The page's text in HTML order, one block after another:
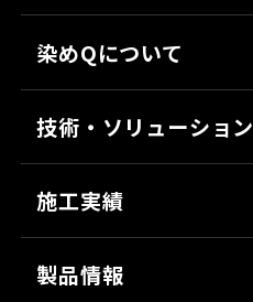
染めQについて
会社概要
沿革
技術・ソリューション
強靭化工法
施工実績
製品情報